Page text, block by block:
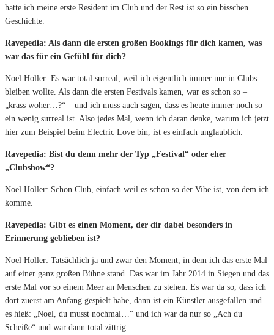
hatte ich meine erste Resident im Club und der Rest ist so ein bisschen
Geschichte.
Ravepedia: Als dann die ersten großen Bookings für dich kamen, was
war das für ein Gefühl für dich?
Noel Holler: Es war total surreal, weil ich eigentlich immer nur in Clubs
bleiben wollte. Als dann die ersten Festivals kamen, war es schon so –
„krass woher…?“ – und ich muss auch sagen, dass es heute immer noch so
ein wenig surreal ist. Also jedes Mal, wenn ich daran denke, warum ich jetzt
hier zum Beispiel beim Electric Love bin, ist es einfach unglaublich.
Ravepedia: Bist du denn mehr der Typ „Festival“ oder eher
„Clubshow“?
Noel Holler: Schon Club, einfach weil es schon so der Vibe ist, von dem ich
komme.
Ravepedia: Gibt es einen Moment, der dir dabei besonders in
Erinnerung geblieben ist?
Noel Holler: Tatsächlich ja und zwar den Moment, in dem ich das erste Mal
auf einer ganz großen Bühne stand. Das war im Jahr 2014 in Siegen und das
erste Mal vor so einem Meer an Menschen zu stehen. Es war da so, dass ich
dort zuerst am Anfang gespielt habe, dann ist ein Künstler ausgefallen und
es hieß: „Noel, du musst nochmal…“ und ich war da nur so „Ach du
Scheiße“ und war dann total zittrig…